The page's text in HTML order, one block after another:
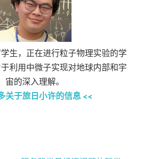
生，正在进行粒子物理实验的学
利用中微子实现对地球内部和宇
宙的深入理解。
关于旅日小许的信息 <<